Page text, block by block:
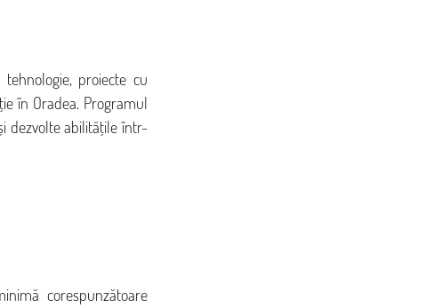
proiecte cu
în Oradea. Programul
dezvolte abilitățile într-
corespunzătoare